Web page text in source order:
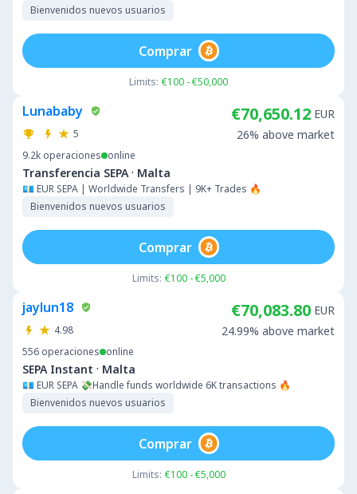
Bienvenidos nuevos usuarios
Limits: €100 - €50,000
Comprar
Lunababy
5
9.2k operaciones online
Transferencia SEPA · Malta
💶 EUR SEPA | Worldwide Transfers | 9K+ Trades 🔥
Bienvenidos nuevos usuarios
€70,650.12 EUR
26% above market
Limits: €100 - €5,000
Comprar
jaylun18
4.98
556 operaciones online
SEPA Instant · Malta
💶 EUR SEPA 💸Handle funds worldwide 6K transactions 🔥
Bienvenidos nuevos usuarios
€70,083.80 EUR
24.99% above market
Limits: €100 - €5,000
Comprar